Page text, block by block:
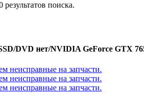
поиска.
DVD нет/NVIDIA GeForce GTX